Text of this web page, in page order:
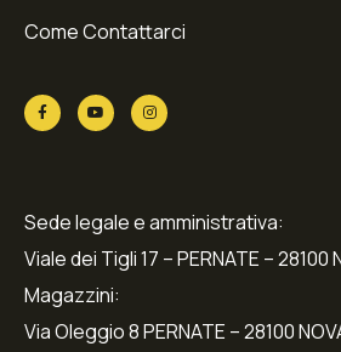
Come Contattarci
Sede legale e amministrativa:
Viale dei Tigli 17 – PERNATE – 28100
Magazzini:
Via Oleggio 8 PERNATE – 28100